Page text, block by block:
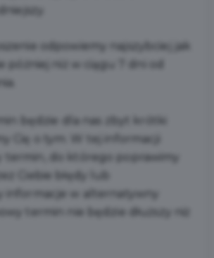
odpowiemy najszybciej jak
później niż w ciągu 7 dni od
będzie dla nas zbyt krótki
Cię o tym. W tej informacji
termin, do którego poprawimy
Ciebie błędy lub
informacje w alternatywny
termin nie będzie dłuższy niż